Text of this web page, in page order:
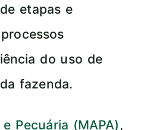
etapas e
do uso de
fazenda.
Pecuária (MAPA),